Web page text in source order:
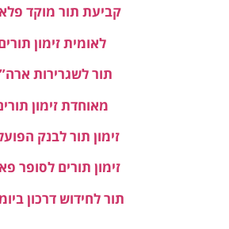
קביעת תור מוקד
לאומית זימון
תור לשגרירות
מאוחדת זימון
זימון תור לבנק
זימון תורים לסופר
תור לחידוש דרכון